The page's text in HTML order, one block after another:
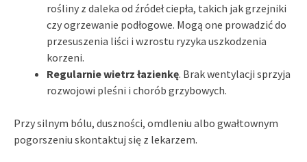
rośliny z daleka od źródeł ciepła, takich jak grzejniki
czy ogrzewanie podłogowe. Mogą one prowadzić do
przesuszenia liści i wzrostu ryzyka uszkodzenia
korzeni.
Regularnie wietrz łazienkę. Brak wentylacji sprzyja
rozwojowi pleśni i chorób grzybowych.
Przy silnym bólu, duszności, omdleniu albo gwałtownym
pogorszeniu skontaktuj się z lekarzem.